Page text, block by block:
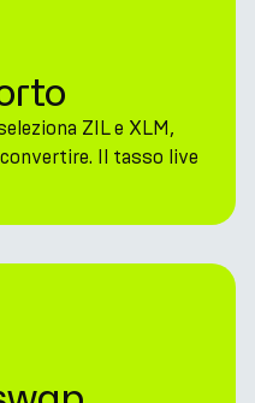
ZIL e XLM,
Il tasso live